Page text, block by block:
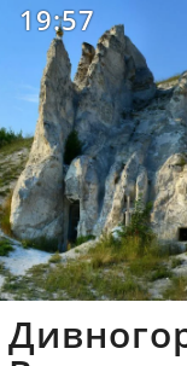
19:57